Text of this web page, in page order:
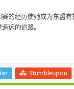
的经历使她成为东盟
远的道路。
Stumbleupon